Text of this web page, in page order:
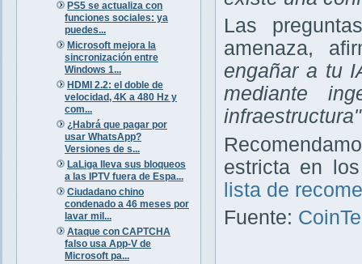
PS5 se actualiza con
funciones sociales: ya
puedes...
Microsoft mejora la
sincronización entre
Windows 1...
HDMI 2.2: el doble de
velocidad, 4K a 480 Hz y
com...
¿Habrá que pagar por
usar WhatsApp?
Versiones de s...
LaLiga lleva sus bloqueos
a las IPTV fuera de Espa...
Ciudadano chino
condenado a 46 meses por
lavar mil...
Ataque con CAPTCHA
falso usa App-V de
Microsoft pa...
Las
amenaza,
engañar a tu
mediante
infraestructura"
estricta en
lista de
Fuente: